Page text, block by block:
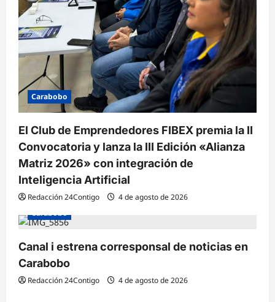
Carabobo
El Club de Emprendedores FIBEX premia la II
Convocatoria y lanza la III Edición «Alianza
Matriz 2026» con integración de
Inteligencia Artificial
Redacción 24Contigo
4 de agosto de 2026
Carabobo
Canal i estrena corresponsal de noticias en
Carabobo
Redacción 24Contigo 4 de agosto de 2026